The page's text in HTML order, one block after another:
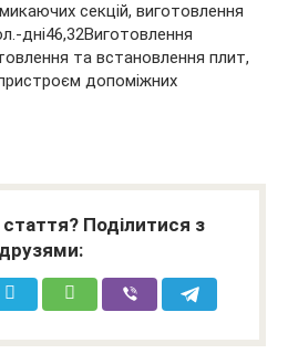
секцій, виготовлення
дні46,32Виготовлення
та встановлення плит,
допоміжних
Поділитися з
друзями: